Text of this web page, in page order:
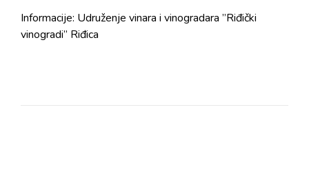
Informacije: Udruženje vinara i vinogradara ’’Riđički
vinogradi’’ Riđica